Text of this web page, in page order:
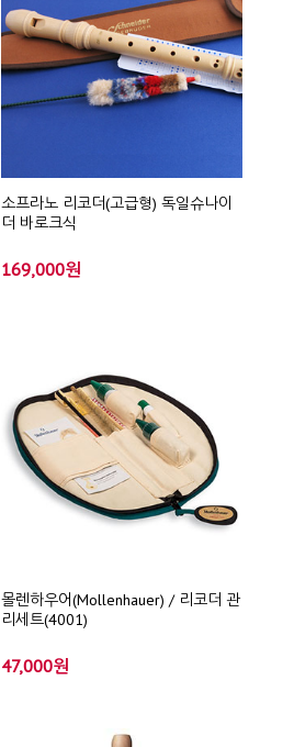
소프라노 리코더(고급형) 독일슈나이
더 바로크식
169,000원
몰렌하우어(Mollenhauer) / 리코더 관
리세트(4001)
47,000원